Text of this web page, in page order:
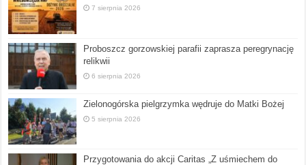
7 sierpnia 2026
Proboszcz gorzowskiej parafii zaprasza peregrynację
relikwii
6 sierpnia 2026
Zielonogórska pielgrzymka wędruje do Matki Bożej
5 sierpnia 2026
Przygotowania do akcji Caritas „Z uśmiechem do